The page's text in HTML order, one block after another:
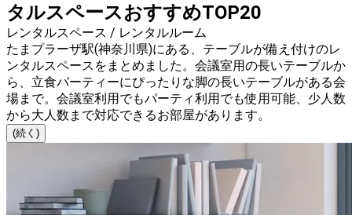
タルスペースおすすめTOP20
レンタルスペース / レンタルルーム
たまプラーザ駅(神奈川県)にある、テーブルが備え付けのレ
ンタルスペースをまとめました。会議室用の長いテーブルか
ら、立食パーティーにぴったりな脚の長いテーブルがある会
場まで。会議室利用でもパーティ利用でも使用可能、少人数
から大人数まで対応できるお部屋があります。
(続く)